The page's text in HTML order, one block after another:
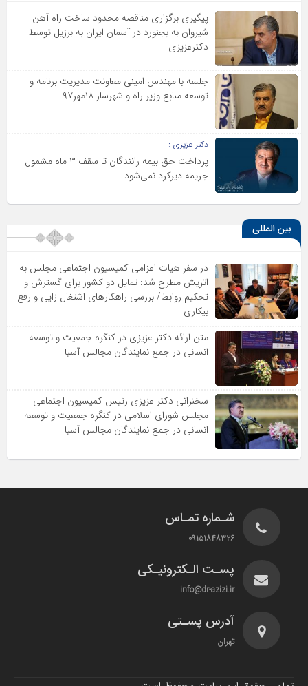
پیگیری برگزاری مناقصه محدود ساخت راه آهن
شیروان به بجنورد در آسمان ایران به برزیل توسط
دکترعزیزی
جلسه با مهندس امینی معاونت مدیریت برنامه و
توسعه منابع وزیر راه و شهرساز ۱۸مهر۹۷
دکتر عزیزی :
پرداخت حق بیمه رانندگان تا سقف ۳ ماه مشمول
جریمه دیرکرد نمی‌شود
بین المللی
در سفر هیات اعزامی کمیسیون اجتماعی مجلس به
اتریش مطرح شد: تمایل دو کشور برای گسترش و
تحکیم روابط/ بررسی راهکارهای اشتغال زایی و رفع
بیکاری
متن ارائه دکتر عزیزى در کنگره جمعیت و توسعه
انسانى در جمع نمایندگان مجالس آسیا
سخنرانى دکتر عزیزى رئیس کمیسیون اجتماعى
مجلس شوراى اسلامى در کنگره جمعیت و توسعه
انسانى در جمع نمایندگان مجالس آسیا
شـماره تمـاس
۰۹۱۵۱۸۴۸۳۲۶
پسـت الـکترونیـکی
info@dr-azizi.ir
آدرس پسـتی
تهران